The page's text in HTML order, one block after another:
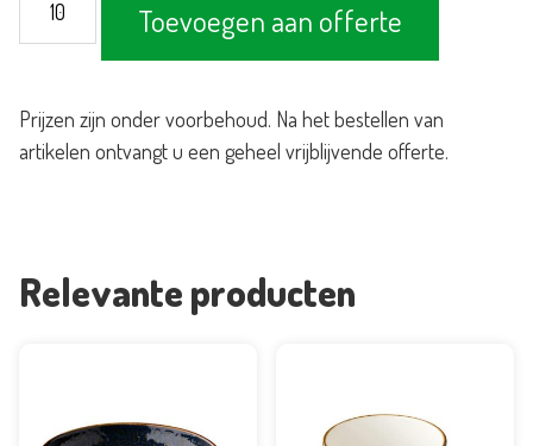
Jersey
aantal
Toevoegen aan offerte
Prijzen zijn onder voorbehoud. Na het bestellen van
artikelen ontvangt u een geheel vrijblijvende offerte.
Relevante producten